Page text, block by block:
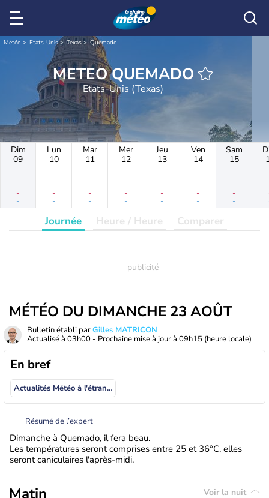
Météo Etats-Unis Texas Quemado
METEO QUEMADO
Etats-Unis (Texas)
Dim
09
-
-
Lun
10
-
-
Mar
11
-
-
Mer
12
-
-
Jeu
13
-
-
Ven
14
-
-
Sam
15
-
-
Journée Heure / Heure Comparer
MÉTÉO DU DIMANCHE 23 AOÛT
Bulletin établi parGilles MATRICON
Actualisé à 03h00 - Prochaine mise à jour à 09h15 (heure locale)
En bref
Actualités Météo à l'étranger
Résumé de l’expert
Dimanche à Quemado, il fera beau.
Les températures seront comprises entre 25 et 36°C, elles
seront caniculaires l'après-midi.
Matin Voir la nuit